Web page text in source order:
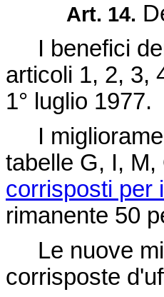
Art. 14.
I benefici
articoli 1, 2, 3,
1° luglio 1977.
I
tabelle G, I,
corrisposti per
rimanente 50
Le nuove
corrisposte